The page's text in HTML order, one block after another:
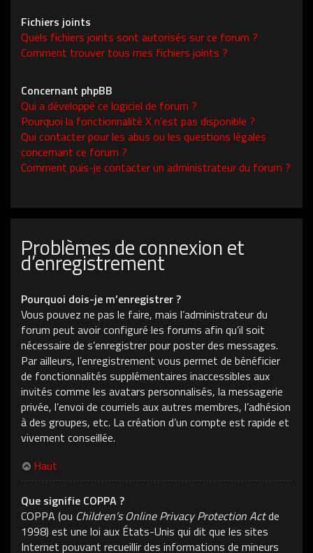
Fichiers joints
Quels fichiers joints sont autorisés sur ce forum ?
Comment trouver tous mes fichiers joints ?
Concernant phpBB
Qui a développé ce logiciel de forum ?
Pourquoi la fonctionnalité X n’est pas disponible ?
Qui contacter pour les abus ou les questions légales
concernant ce forum ?
Comment puis-je contacter un administrateur du forum ?
Problèmes de connexion et
d’enregistrement
Pourquoi dois-je m’enregistrer ?
Vous pouvez ne pas le faire, mais l’administrateur du
forum peut avoir configuré les forums afin qu’il soit
nécessaire de s’enregistrer pour poster des messages.
Par ailleurs, l’enregistrement vous permet de bénéficier
de fonctionnalités supplémentaires inaccessibles aux
invités comme les avatars personnalisés, la messagerie
privée, l’envoi de courriels aux autres membres, l’adhésion
à des groupes, etc. La création d’un compte est rapide et
vivement conseillée.
Haut
Que signifie COPPA ?
COPPA (ou Children’s Online Privacy Protection Actde
1998) est une loi aux États-Unis qui dit que les sites
Internet pouvant recueillir des informations de mineurs